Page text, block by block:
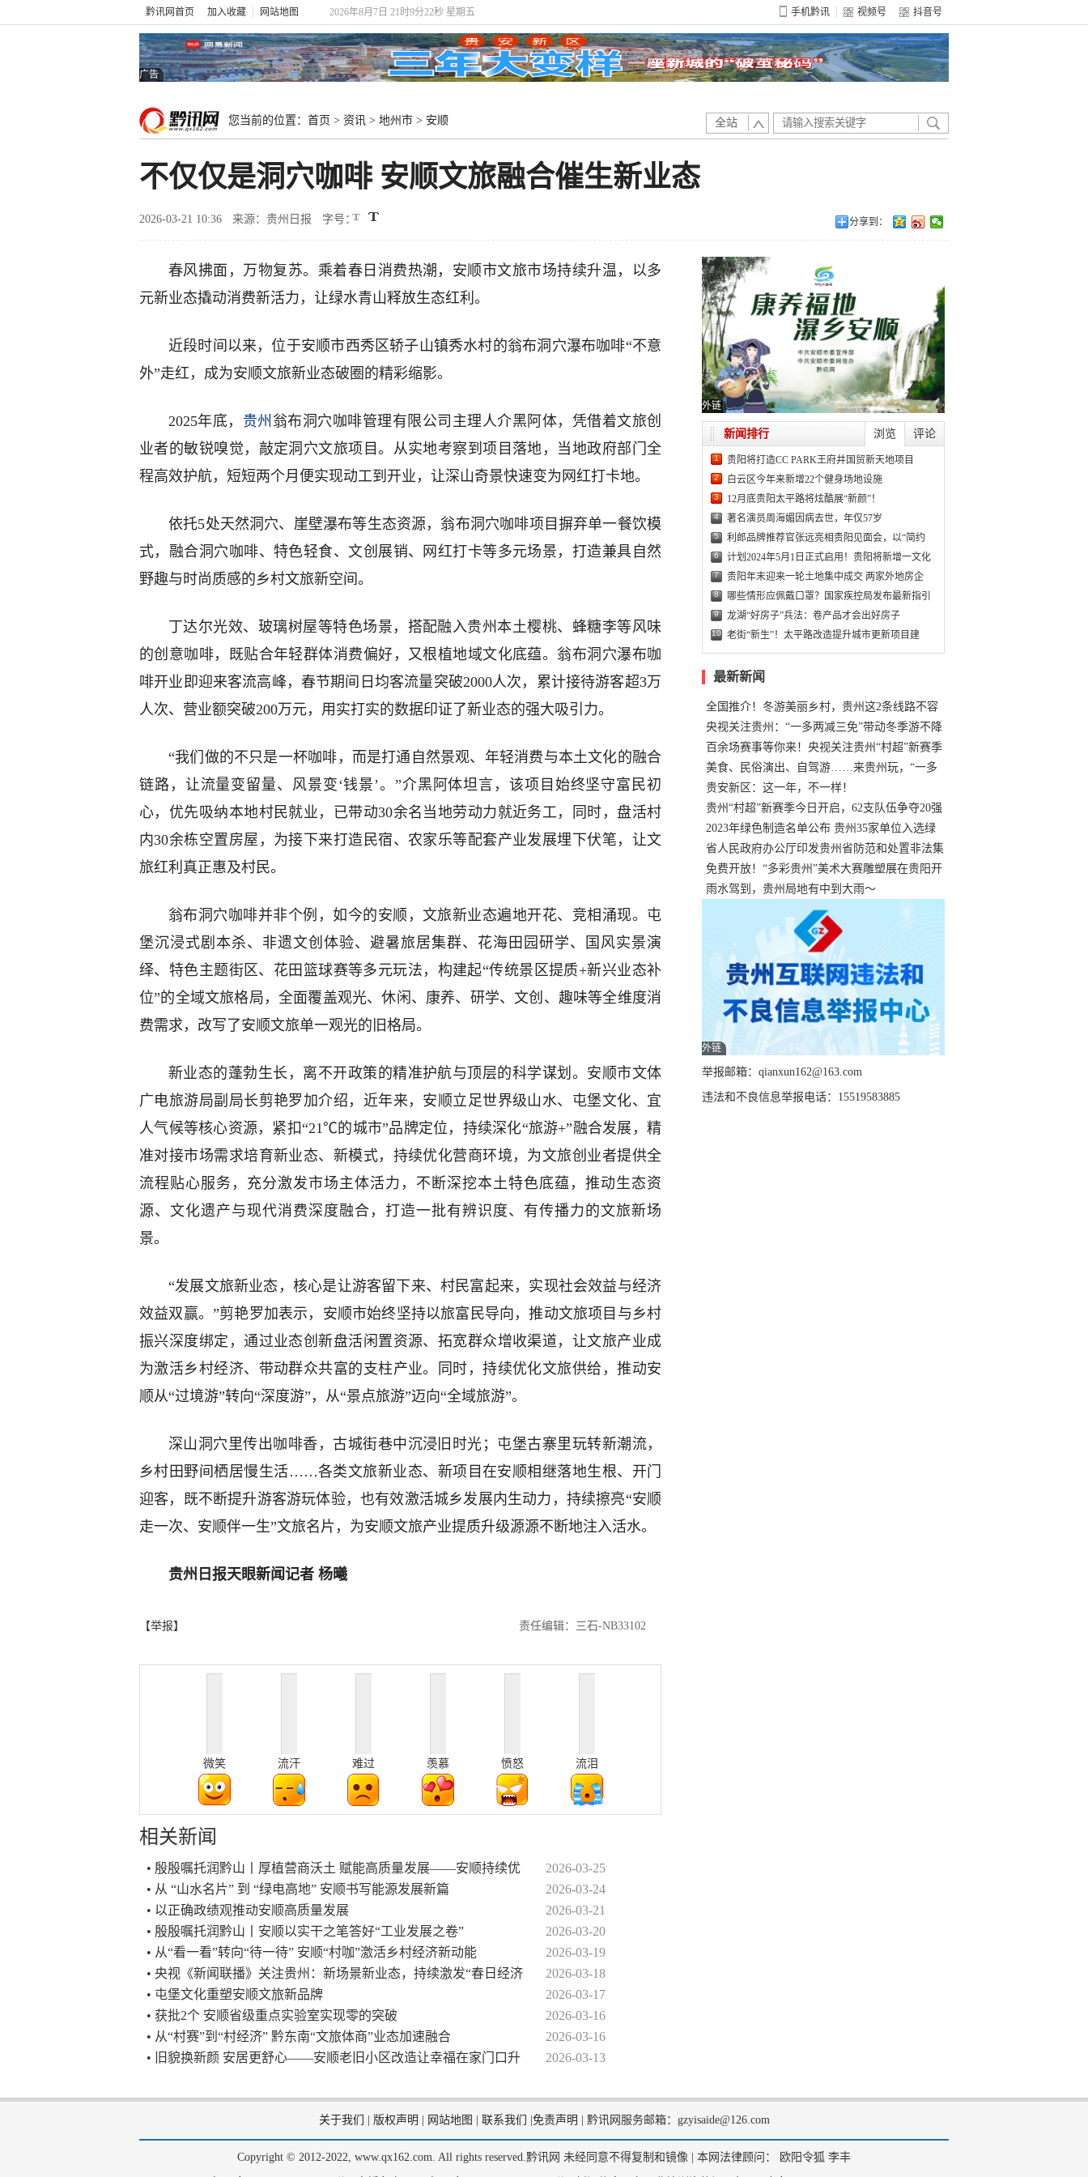
黔讯网首页 加入收藏 网站地图 2026年8月7日 21时9分22秒 星期五 手机黔讯 视频号 抖音号
广告
您当前的位置： 首页 > 资讯 > 地州市 > 安顺 全站
不仅仅是洞穴咖啡 安顺文旅融合催生新业态
2026-03-21 10:36 来源：贵州日报 字号： 分享到：
春风拂面，万物复苏。乘着春日消费热潮，安顺市文旅市场持续升温，以多
元新业态撬动消费新活力，让绿水青山释放生态红利。
近段时间以来，位于安顺市西秀区轿子山镇秀水村的翁布洞穴瀑布咖啡“不意
外”走红，成为安顺文旅新业态破圈的精彩缩影。
2025年底， 贵州 翁布洞穴咖啡管理有限公司主理人介黑阿体，凭借着文旅创
业者的敏锐嗅觉，敲定洞穴文旅项目。从实地考察到项目落地，当地政府部门全
程高效护航，短短两个月便实现动工到开业，让深山奇景快速变为网红打卡地。
依托5处天然洞穴、崖壁瀑布等生态资源，翁布洞穴咖啡项目摒弃单一餐饮模
式，融合洞穴咖啡、特色轻食、文创展销、网红打卡等多元场景，打造兼具自然
野趣与时尚质感的乡村文旅新空间。
丁达尔光效、玻璃树屋等特色场景，搭配融入贵州本土樱桃、蜂糖李等风味
的创意咖啡，既贴合年轻群体消费偏好，又根植地域文化底蕴。翁布洞穴瀑布咖
啡开业即迎来客流高峰，春节期间日均客流量突破2000人次，累计接待游客超3万
人次、营业额突破200万元，用实打实的数据印证了新业态的强大吸引力。
“我们做的不只是一杯咖啡，而是打通自然景观、年轻消费与本土文化的融合
链路，让流量变留量、风景变‘钱景’。”介黑阿体坦言，该项目始终坚守富民初
心，优先吸纳本地村民就业，已带动30余名当地劳动力就近务工，同时，盘活村
内30余栋空置房屋，为接下来打造民宿、农家乐等配套产业发展埋下伏笔，让文
旅红利真正惠及村民。
翁布洞穴咖啡并非个例，如今的安顺，文旅新业态遍地开花、竞相涌现。屯
堡沉浸式剧本杀、非遗文创体验、避暑旅居集群、花海田园研学、国风实景演
绎、特色主题街区、花田篮球赛等多元玩法，构建起“传统景区提质+新兴业态补
位”的全域文旅格局，全面覆盖观光、休闲、康养、研学、文创、趣味等全维度消
费需求，改写了安顺文旅单一观光的旧格局。
新业态的蓬勃生长，离不开政策的精准护航与顶层的科学谋划。安顺市文体
广电旅游局副局长剪艳罗加介绍，近年来，安顺立足世界级山水、屯堡文化、宜
人气候等核心资源，紧扣“21℃的城市”品牌定位，持续深化“旅游+”融合发展，精
准对接市场需求培育新业态、新模式，持续优化营商环境，为文旅创业者提供全
流程贴心服务，充分激发市场主体活力，不断深挖本土特色底蕴，推动生态资
源、文化遗产与现代消费深度融合，打造一批有辨识度、有传播力的文旅新场
景。
“发展文旅新业态，核心是让游客留下来、村民富起来，实现社会效益与经济
效益双赢。”剪艳罗加表示，安顺市始终坚持以旅富民导向，推动文旅项目与乡村
振兴深度绑定，通过业态创新盘活闲置资源、拓宽群众增收渠道，让文旅产业成
为激活乡村经济、带动群众共富的支柱产业。同时，持续优化文旅供给，推动安
顺从“过境游”转向“深度游”，从“景点旅游”迈向“全域旅游”。
深山洞穴里传出咖啡香，古城街巷中沉浸旧时光；屯堡古寨里玩转新潮流，
乡村田野间栖居慢生活……各类文旅新业态、新项目在安顺相继落地生根、开门
迎客，既不断提升游客游玩体验，也有效激活城乡发展内生动力，持续擦亮“安顺
走一次、安顺伴一生”文旅名片，为安顺文旅产业提质升级源源不断地注入活水。
贵州日报天眼新闻记者 杨曦
【举报】 责任编辑：三石-NB33102
微笑 流汗 难过 羡慕 愤怒 流泪
相关新闻
• 殷殷嘱托润黔山丨厚植营商沃土 赋能高质量发展——安顺持续优
2026-03-25
• 从 “山水名片” 到 “绿电高地” 安顺书写能源发展新篇
2026-03-24
• 以正确政绩观推动安顺高质量发展
2026-03-21
• 殷殷嘱托润黔山丨安顺以实干之笔答好“工业发展之卷”
2026-03-20
• 从“看一看”转向“待一待” 安顺“村咖”激活乡村经济新动能
2026-03-19
• 央视《新闻联播》关注贵州：新场景新业态，持续激发“春日经济
2026-03-18
• 屯堡文化重塑安顺文旅新品牌
2026-03-17
• 获批2个 安顺省级重点实验室实现零的突破
2026-03-16
• 从“村赛”到“村经济” 黔东南“文旅体商”业态加速融合
2026-03-16
• 旧貌换新颜 安居更舒心——安顺老旧小区改造让幸福在家门口升
2026-03-13
外链
浏览 评论
新闻排行
1 贵阳将打造CC PARK王府井国贸新天地项目
2 白云区今年来新增22个健身场地设施
3 12月底贵阳太平路将炫酷展“新颜”！
4 著名演员周海媚因病去世，年仅57岁
5 利郎品牌推荐官张远亮相贵阳见面会，以“简约
6 计划2024年5月1日正式启用！贵阳将新增一文化
7 贵阳年末迎来一轮土地集中成交 两家外地房企
8 哪些情形应佩戴口罩？国家疾控局发布最新指引
9 龙湖“好房子”兵法：卷产品才会出好房子
10 老街“新生”！太平路改造提升城市更新项目建
最新新闻
全国推介！冬游美丽乡村，贵州这2条线路不容
错过
央视关注贵州：“一多两减三免”带动冬季游不降
温
百余场赛事等你来！央视关注贵州“村超”新赛季
正式“打响”
美食、民俗演出、自驾游……来贵州玩，“一多
两减三免”！
贵安新区：这一年，不一样！
贵州“村超”新赛季今日开启，62支队伍争夺20强
名额
2023年绿色制造名单公布 贵州35家单位入选绿
色工厂
省人民政府办公厅印发贵州省防范和处置非法集
资工作实施细则
免费开放！“多彩贵州”美术大赛雕塑展在贵阳开
展，持续至1月19日
雨水驾到，贵州局地有中到大雨～
外链
举报邮箱：qianxun162@163.com
违法和不良信息举报电话：15519583885
关于我们 版权声明 网站地图 联系我们 免责声明 黔讯网服务邮箱：gzyisaide@126.com
Copyright © 2012-2022, www.qx162.com. All rights reserved.黔讯网 未经同意不得复制和镜像 | 本网法律顾问： 欧阳令狐 李丰